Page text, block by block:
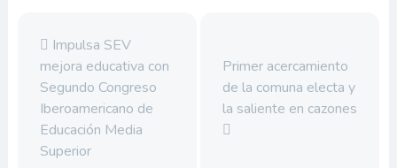
Impulsa SEV
mejora educativa con
Segundo Congreso
Iberoamericano de
Educación Media
Superior
Primer acercamiento
de la comuna electa y
la saliente en cazones